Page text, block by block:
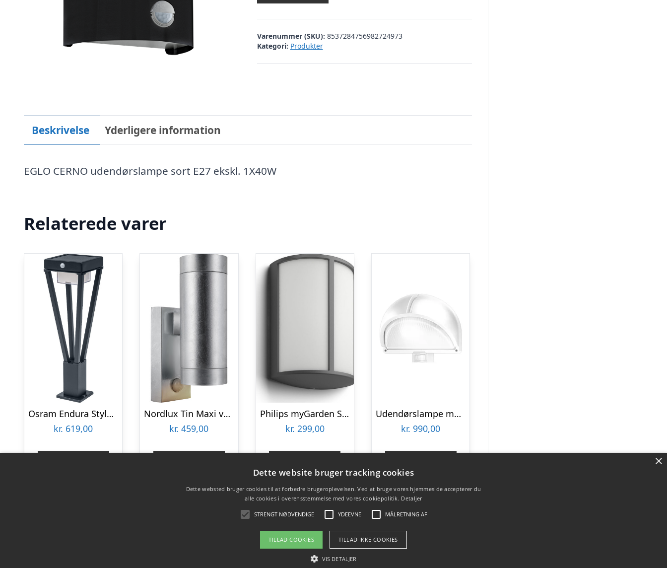
Varenummer (SKU): 8537284756982724973
Kategori: Produkter
Beskrivelse Yderligere information
EGLO CERNO udendørslampe sort E27 ekskl. 1X40W
Relaterede varer
Osram Endura Style Bouquet udendørs væglampe med sensor
kr. 619,00
Nordlux Tin Maxi væglampe med sensor
kr. 459,00
Philips myGarden Stock udendørs væglampe
kr. 299,00
Gå til shop
Udendørslampe med sensor, hvid – Polo 2 Detek
kr. 990,00
Gå til shop ×
Dette website bruger tracking cookies
Dette websted bruger cookies til at forbedre brugeroplevelsen. Ved at bruge vores hjemmeside accepterer du
alle cookies i overensstemmelse med vores cookiepolitik. Detaljer
STRENGT NØDVENDIGE YDEEVNE MÅLRETNING AF
TILLAD COOKIES TILLAD IKKE COOKIES
VIS DETALJER